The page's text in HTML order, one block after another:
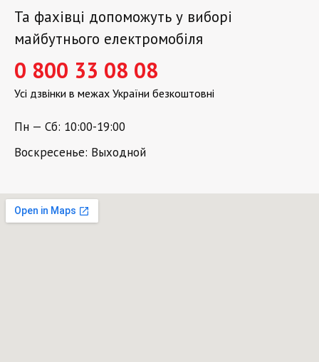
Та фахівці допоможуть у виборі
майбутнього електромобіля
0 800 33 08 08
Усі дзвінки в межах України безкоштовні
Пн — Сб: 10:00-19:00
Воскресенье: Выходной